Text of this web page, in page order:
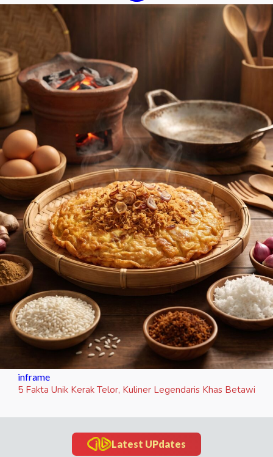
inframe
5 Fakta Unik Kerak Telor, Kuliner Legendaris Khas Betawi
Latest UPdates